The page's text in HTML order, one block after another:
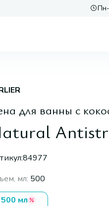
для ванны с
84977
мл: 500
500 мл